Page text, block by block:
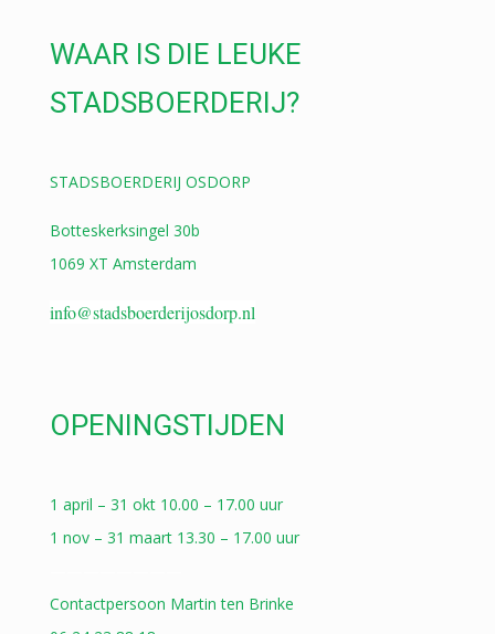
WAAR IS DIE LEUKE
STADSBOERDERIJ?
STADSBOERDERIJ OSDORP
Botteskerksingel 30b
1069 XT Amsterdam
info@stadsboerderijosdorp.nl
OPENINGSTIJDEN
1 april – 31 okt 10.00 – 17.00 uur
1 nov – 31 maart 13.30 – 17.00 uur
Contactpersoon Martin ten Brinke